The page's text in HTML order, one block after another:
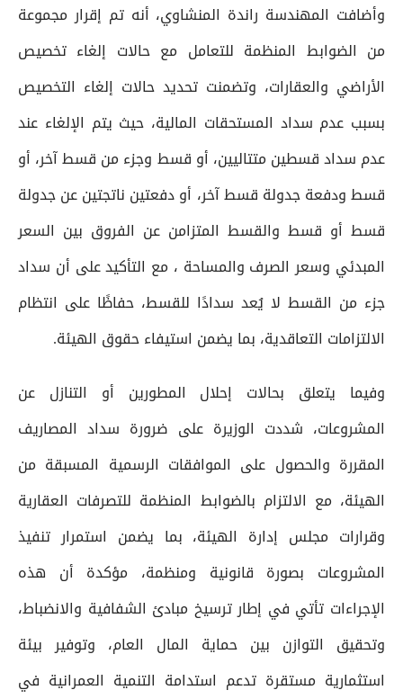
وأضافت المهندسة راندة المنشاوي، أنه تم إقرار مجموعة
من الضوابط المنظمة للتعامل مع حالات إلغاء تخصيص
الأراضي والعقارات، وتضمنت تحديد حالات إلغاء التخصيص
بسبب عدم سداد المستحقات المالية، حيث يتم الإلغاء عند
عدم سداد قسطين متتاليين، أو قسط وجزء من قسط آخر، أو
قسط ودفعة جدولة قسط آخر، أو دفعتين ناتجتين عن جدولة
قسط أو قسط والقسط المتزامن عن الفروق بين السعر
المبدئي وسعر الصرف والمساحة ، مع التأكيد على أن سداد
جزء من القسط لا يُعد سدادًا للقسط، حفاظًا على انتظام
الالتزامات التعاقدية، بما يضمن استيفاء حقوق الهيئة.
وفيما يتعلق بحالات إحلال المطورين أو التنازل عن
المشروعات، شددت الوزيرة على ضرورة سداد المصاريف
المقررة والحصول على الموافقات الرسمية المسبقة من
الهيئة، مع الالتزام بالضوابط المنظمة للتصرفات العقارية
وقرارات مجلس إدارة الهيئة، بما يضمن استمرار تنفيذ
المشروعات بصورة قانونية ومنظمة، مؤكدة أن هذه
الإجراءات تأتي في إطار ترسيخ مبادئ الشفافية والانضباط،
وتحقيق التوازن بين حماية المال العام، وتوفير بيئة
استثمارية مستقرة تدعم استدامة التنمية العمرانية في